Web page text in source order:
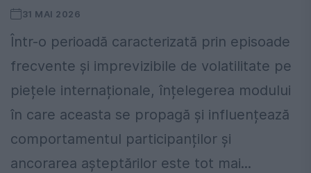
31 MAI 2026
Într-o perioadă caracterizată prin episoade
frecvente și imprevizibile de volatilitate pe
piețele internaționale, înțelegerea modului
în care aceasta se propagă și influențează
comportamentul participanților și
ancorarea așteptărilor este tot mai...